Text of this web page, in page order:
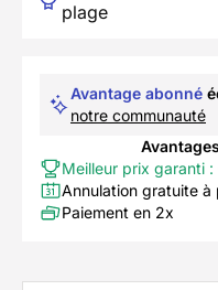
plage
Avantage abonné
notre communauté
Meilleur prix garanti :
Annulation gratuite à
Paiement en 2x